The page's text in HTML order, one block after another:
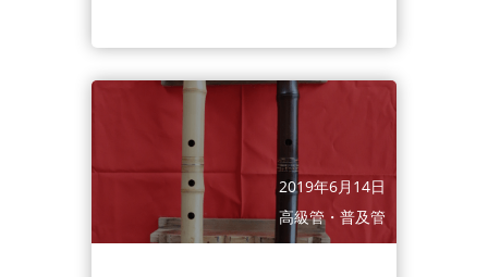
2019年6月14日
高級管・普及管